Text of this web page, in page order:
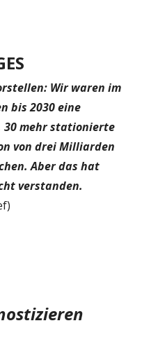
Wir waren im
bis 2030 eine
30 mehr stationierte
von drei Milliarden
Aber das hat
verstanden.